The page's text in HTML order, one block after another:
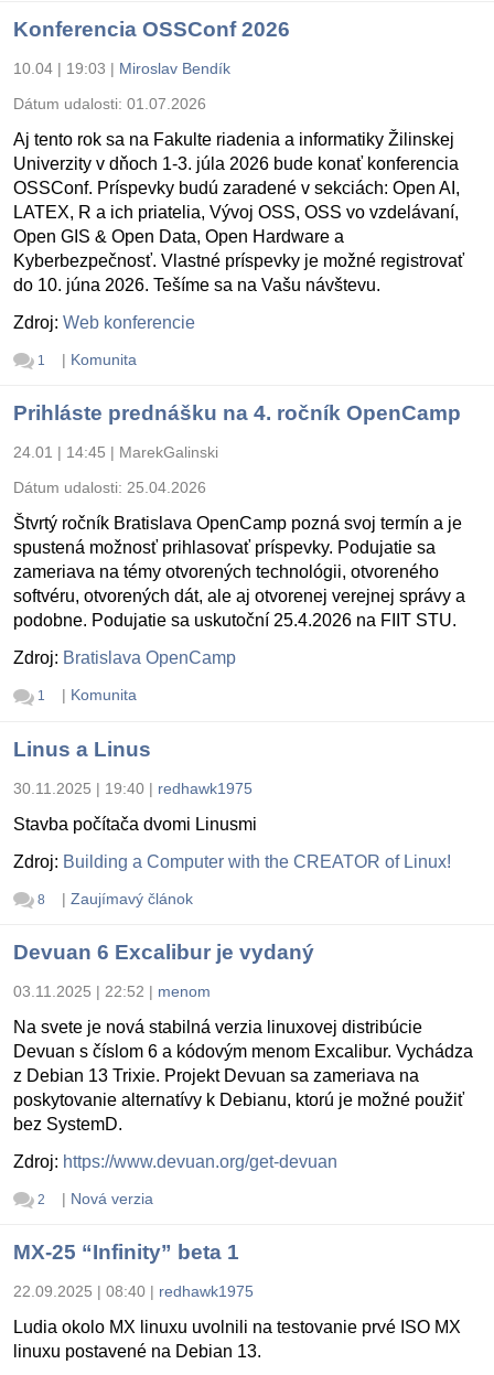
Konferencia OSSConf 2026
10.04 | 19:03 | Miroslav Bendík
Dátum udalosti: 01.07.2026
Aj tento rok sa na Fakulte riadenia a informatiky Žilinskej
Univerzity v dňoch 1-3. júla 2026 bude konať konferencia
OSSConf. Príspevky budú zaradené v sekciách: Open AI,
LATEX, R a ich priatelia, Vývoj OSS, OSS vo vzdelávaní,
Open GIS & Open Data, Open Hardware a
Kyberbezpečnosť. Vlastné príspevky je možné registrovať
do 10. júna 2026. Tešíme sa na Vašu návštevu.
Zdroj: Web konferencie
1 | Komunita
Prihláste prednášku na 4. ročník OpenCamp
24.01 | 14:45 | MarekGalinski
Dátum udalosti: 25.04.2026
Štvrtý ročník Bratislava OpenCamp pozná svoj termín a je
spustená možnosť prihlasovať príspevky. Podujatie sa
zameriava na témy otvorených technológii, otvoreného
softvéru, otvorených dát, ale aj otvorenej verejnej správy a
podobne. Podujatie sa uskutoční 25.4.2026 na FIIT STU.
Zdroj: Bratislava OpenCamp
1 | Komunita
Linus a Linus
30.11.2025 | 19:40 | redhawk1975
Stavba počítača dvomi Linusmi
Zdroj: Building a Computer with the CREATOR of Linux!
8 | Zaujímavý článok
Devuan 6 Excalibur je vydaný
03.11.2025 | 22:52 | menom
Na svete je nová stabilná verzia linuxovej distribúcie
Devuan s číslom 6 a kódovým menom Excalibur. Vychádza
z Debian 13 Trixie. Projekt Devuan sa zameriava na
poskytovanie alternatívy k Debianu, ktorú je možné použiť
bez SystemD.
Zdroj: https://www.devuan.org/get-devuan
2 | Nová verzia
MX-25 “Infinity” beta 1
22.09.2025 | 08:40 | redhawk1975
Ludia okolo MX linuxu uvolnili na testovanie prvé ISO MX
linuxu postavené na Debian 13.